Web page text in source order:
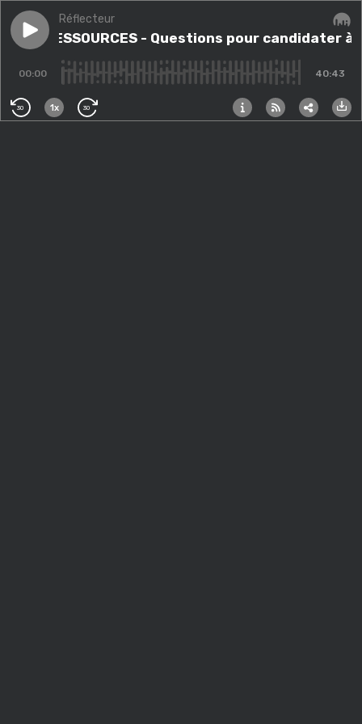
Play episode#24 - RESSOURCES - Questions pour candidater à
Réflecteur
#24 - RESSOURCES - Questions pour candidater
00:00 40:43
30 1x 30